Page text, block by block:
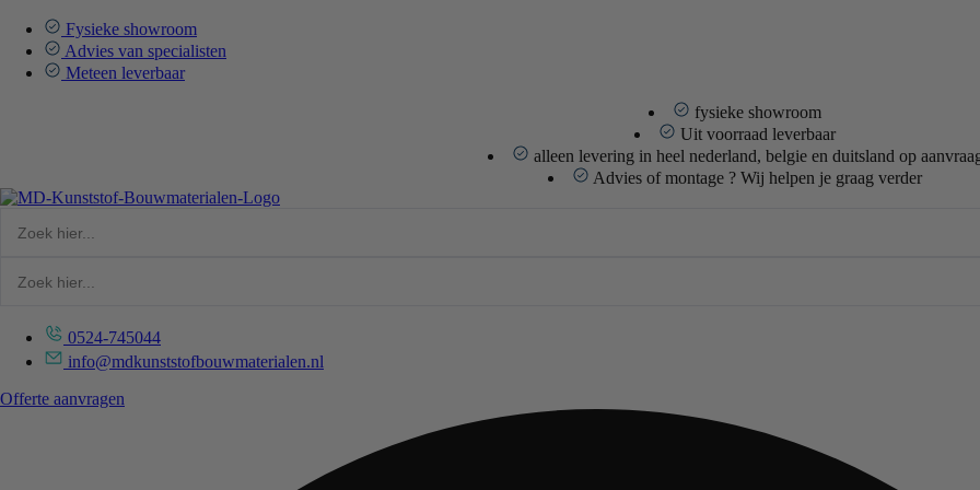
naar
inhoud
Fysieke showroom
Advies van specialisten
Meteen leverbaar
fysieke showroom
Uit voorraad leverbaar
alleen levering in heel nederland, belgie en duitsland op
Advies of montage ? Wij helpen je graag verder
0524-745044
info@mdkunststofbouwmaterialen.nl
Offerte aanvragen